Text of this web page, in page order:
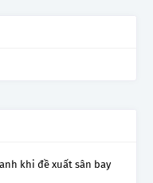
khi đề xuất sân bay